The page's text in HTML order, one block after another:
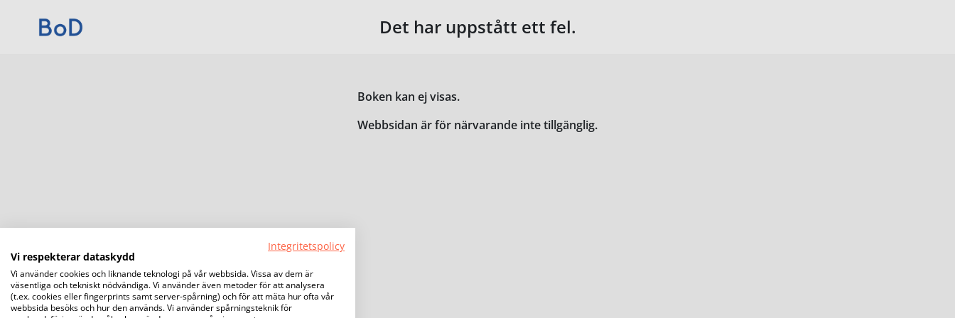
Det har uppstått ett fel.
Boken kan ej visas.
Webbsidan är för närvarande inte tillgänglig.
Integritetspolicy
Vi respekterar dataskydd
Vi använder cookies och liknande teknologi på vår webbsida. Vissa av dem är
väsentliga och tekniskt nödvändiga. Vi använder även metoder för att analysera
(t.ex. cookies eller fingerprints samt server-spårning) och för att mäta hur ofta vår
webbsida besöks och hur den används. Vi använder spårningsteknik för